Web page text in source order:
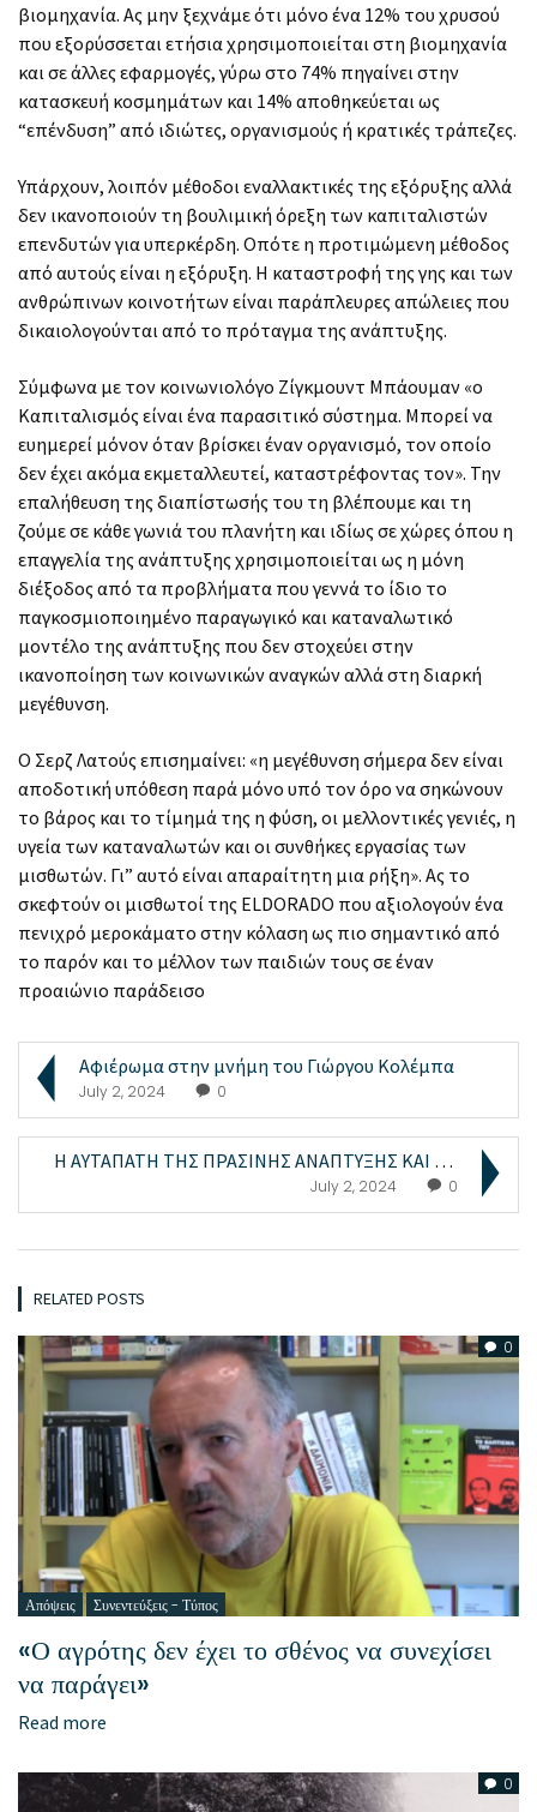
βιομηχανία. Aς μην ξεχνάμε ότι μόνο ένα 12% του χρυσού
που εξορύσσεται ετήσια χρησιμοποιείται στη βιομηχανία
και σε άλλες εφαρμογές, γύρω στο 74% πηγαίνει στην
κατασκευή κοσμημάτων και 14% αποθηκεύεται ως
“επένδυση” από ιδιώτες, οργανισμούς ή κρατικές τράπεζες.
Υπάρχουν, λοιπόν μέθοδοι εναλλακτικές της εξόρυξης αλλά
δεν ικανοποιούν τη βουλιμική όρεξη των καπιταλιστών
επενδυτών για υπερκέρδη. Οπότε η προτιμώμενη μέθοδος
από αυτούς είναι η εξόρυξη. Η καταστροφή της γης και των
ανθρώπινων κοινοτήτων είναι παράπλευρες απώλειες που
δικαιολογούνται από το πρόταγμα της ανάπτυξης.
Σύμφωνα με τον κοινωνιολόγο Ζίγκμουντ Μπάουμαν «ο
Καπιταλισμός είναι ένα παρασιτικό σύστημα. Μπορεί να
ευημερεί μόνον όταν βρίσκει έναν οργανισμό, τον οποίο
δεν έχει ακόμα εκμεταλλευτεί, καταστρέφοντας τον». Την
επαλήθευση της διαπίστωσής του τη βλέπουμε και τη
ζούμε σε κάθε γωνιά του πλανήτη και ιδίως σε χώρες όπου η
επαγγελία της ανάπτυξης χρησιμοποιείται ως η μόνη
διέξοδος από τα προβλήματα που γεννά το ίδιο το
παγκοσμιοποιημένο παραγωγικό και καταναλωτικό
μοντέλο της ανάπτυξης που δεν στοχεύει στην
ικανοποίηση των κοινωνικών αναγκών αλλά στη διαρκή
μεγέθυνση.
Ο Σερζ Λατούς επισημαίνει: «η μεγέθυνση σήμερα δεν είναι
αποδοτική υπόθεση παρά μόνο υπό τον όρο να σηκώνουν
το βάρος και το τίμημά της η φύση, οι μελλοντικές γενιές, η
υγεία των καταναλωτών και οι συνθήκες εργασίας των
μισθωτών. Γι” αυτό είναι απαραίτητη μια ρήξη». Ας το
σκεφτούν οι μισθωτοί της ELDORADO που αξιολογούν ένα
πενιχρό μεροκάματο στην κόλαση ως πιο σημαντικό από
το παρόν και το μέλλον των παιδιών τους σε έναν
προαιώνιο παράδεισο
Αφιέρωμα στην μνήμη του Γιώργου Κολέμπα
July 2, 2024 0
Η ΑΥΤΑΠΑΤΗ ΤΗΣ ΠΡΑΣΙΝΗΣ ΑΝΑΠΤΥΞΗΣ ΚΑΙ ΤΟ ΠΡΟΤΑΓΜΑ ...
July 2, 2024 0
RELATED POSTS
0
Απόψεις Συνεντεύξεις - Τύπος
«Ο αγρότης δεν έχει το σθένος να συνεχίσει
να παράγει»
Read more
0